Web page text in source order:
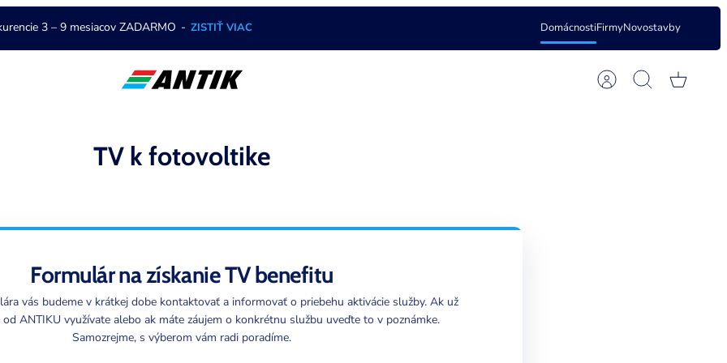
3 – 9 mesiacov ZADARMO - ZISTIŤ VIAC DomácnostiFirmyNovostavby
Účet Hľadať Košík
TV k fotovoltike
Formulár na získanie TV benefitu
vás budeme v krátkej dobe kontaktovať a informovať o priebehu aktivácie služby. Ak už
ANTIKU využívate alebo ak máte záujem o konkrétnu službu uveďte to v poznámke.
Samozrejme, s výberom vám radi poradíme.